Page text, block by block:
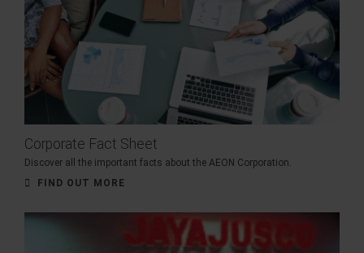
Corporate Fact Sheet
Discover all the important facts about the AEON Corporation.
FIND OUT MORE